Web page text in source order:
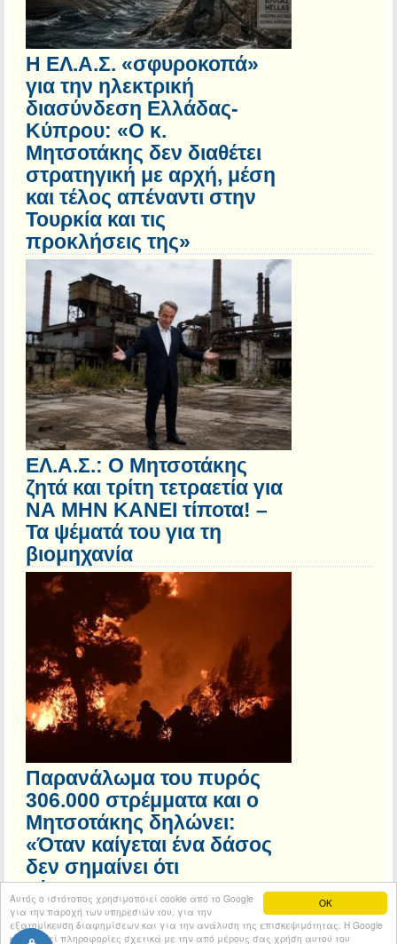
OK
Αυτός ο ιστότοπος χρησιμοποιεί cookie από το Google
για την παροχή των υπηρεσιών του, για την
εξατομίκευση διαφημίσεων και για την ανάλυση της επισκεψιμότητας. Η Google
κοινοποιεί πληροφορίες σχετικά με την από μέρους σας χρήση αυτού του
Η ΕΛ.Α.Σ. «σφυροκοπά»
για την ηλεκτρική
διασύνδεση Ελλάδας-
Κύπρου: «Ο κ.
Μητσοτάκης δεν διαθέτει
στρατηγική με αρχή, μέση
και τέλος απέναντι στην
Τουρκία και τις
προκλήσεις της»
ΕΛ.Α.Σ.: Ο Μητσοτάκης
ζητά και τρίτη τετραετία για
ΝΑ ΜΗΝ ΚΑΝΕΙ τίποτα! –
Τα ψέματά του για τη
βιομηχανία
Παρανάλωμα του πυρός
306.000 στρέμματα και ο
Μητσοτάκης δηλώνει:
«Όταν καίγεται ένα δάσος
δεν σημαίνει ότι
χάνεται…»